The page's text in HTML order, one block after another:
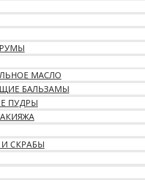
МАСЛО
БАЛЬЗАМЫ
ПУДРЫ
СКРАБЫ